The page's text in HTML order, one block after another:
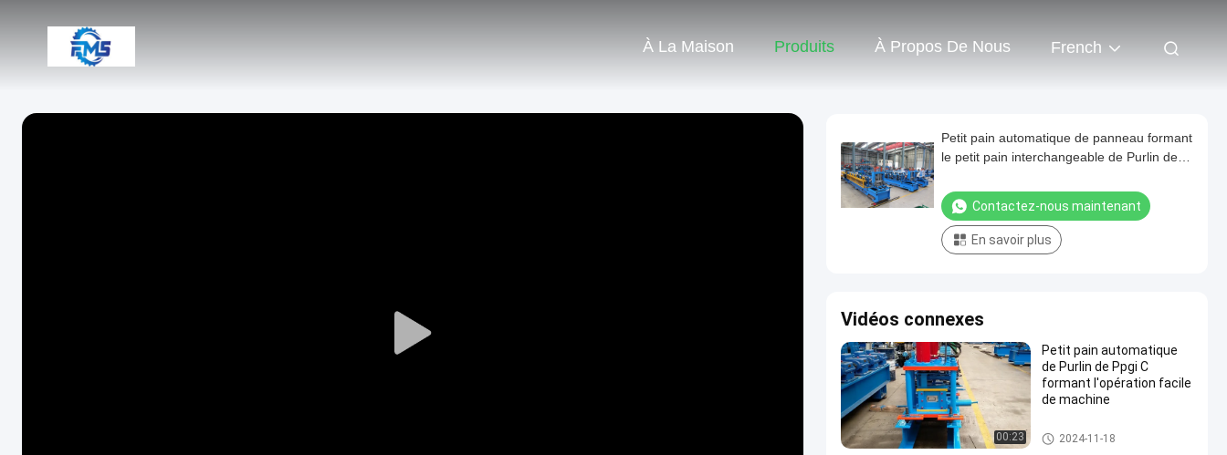
À La Maison Produits À Propos De Nous French
Play
Petit pain automatique de panneau formant
le petit pain interchangeable de Purlin de
Contactez-nous maintenant
En savoir plus
Vidéos connexes
00:23
Petit pain automatique
de Purlin de Ppgi C
formant l'opération facile
de machine
Petit pain de Purlin de la CZ for
mant la machine
2024-11-18